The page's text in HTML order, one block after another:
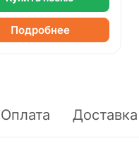
Подробнее
Оплата Доставка